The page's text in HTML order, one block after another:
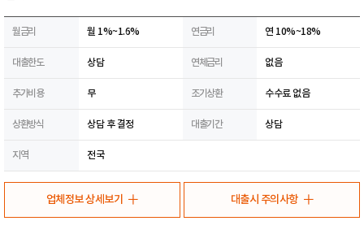
월금리 월 1%~1.6% 연금리 연 10%~18%
대출한도 상담 연체금리 없음
추가비용 무 조기상환 수수료 없음
상환방식 상담 후 결정 대출기간 상담
지역 전국
업체정보 상세보기 대출시 주의사항